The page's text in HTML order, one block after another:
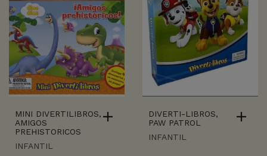
MINI DIVERTILIBROS,
AMIGOS
PREHISTORICOS
INFANTIL
DIVERTI-LIBROS,
PAW PATROL
INFANTIL